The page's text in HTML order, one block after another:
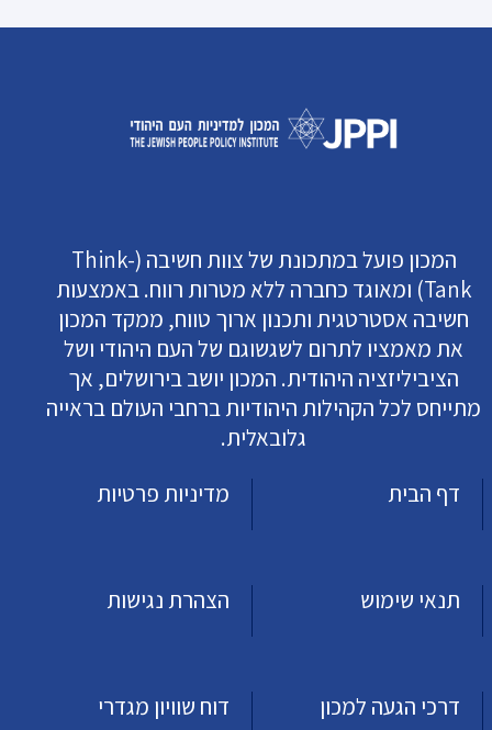
המכון פועל במתכונת של צוות חשיבה (Think-
Tank) ומאוגד כחברה ללא מטרות רווח. באמצעות
חשיבה אסטרטגית ותכנון ארוך טווח, ממקד המכון
את מאמציו לתרום לשגשוגם של העם היהודי ושל
הציביליזציה היהודית. המכון יושב בירושלים, אך
מתייחס לכל הקהילות היהודיות ברחבי העולם בראייה
גלובאלית.
דף הבית
מדיניות פרטיות
תנאי שימוש הצהרת נגישות
דרכי הגעה למכון דוח שוויון מגדרי